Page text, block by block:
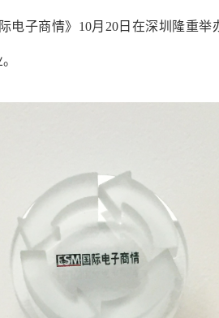
电子商情》10月20日在深圳隆重